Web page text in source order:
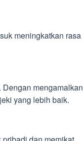
meningkatkan rasa
mengamalkan
yang lebih baik.